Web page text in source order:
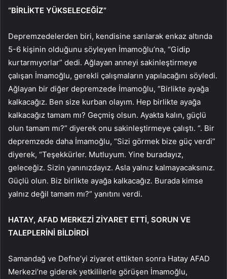
“BİRLİKTE YÜKSELECEĞİZ”
Depremzedelerden biri, kendisine sarılarak enkaz altında
5-6 kişinin olduğunu söyleyen İmamoğlu’na, “Gidip
kurtarmıyorlar” dedi. Ağlayan anneyi sakinleştirmeye
çalışan İmamoğlu, gerekli çalışmaların yapılacağını söyledi.
Ağlayan bir diğer depremzede İmamoğlu, “Birlikte ayağa
kalkacağız. Ben size kurban olayım. Hep birlikte ayağa
kalkacağız tamam mı? Geçmiş olsun. Ayakta kalın, güçlü
olun tamam mı?” diyerek onu sakinleştirmeye çalıştı. “. Bir
depremzede daha İmamoğlu, “Sizi görmek bize güç verdi”
diyerek, “Teşekkürler. Mutluyum. Yine buradayız,
geleceğiz. Sizin yanınızdayız. Asla yalnız kalmayacaksınız.
Güçlü olun. Biz birlikte ayağa kalkacağız. Burada kimse
yalnız değil tamam mı?” yanıtını verdi.
HATAY, AFAD MERKEZİ ZİYARET ETTİ, SORUN VE
TALEPLERİNİ BİLDİRDİ
Samandağ ve Defne’yi ziyaret ettikten sonra Hatay AFAD
Merkezi’ne giderek yetkililerle görüşen İmamoğlu,